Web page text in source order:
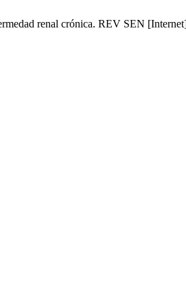
renal crónica. REV SEN